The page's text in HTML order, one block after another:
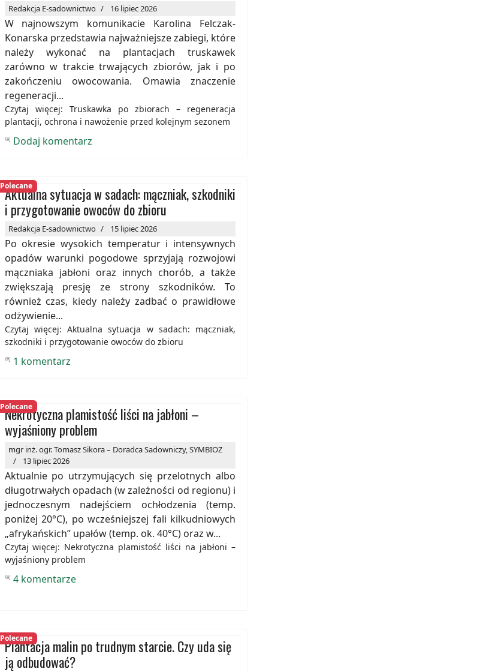
Redakcja E-sadownictwo 16 lipiec 2026
W najnowszym komunikacie Karolina Felczak-
Konarska przedstawia najważniejsze zabiegi, które
należy wykonać na plantacjach truskawek
zarówno w trakcie trwających zbiorów, jak i po
zakończeniu owocowania. Omawia znaczenie
regeneracji...
Czytaj więcej: Truskawka po zbiorach – regeneracja
plantacji, ochrona i nawożenie przed kolejnym sezonem
Dodaj komentarz
Polecane
Aktualna sytuacja w sadach: mączniak, szkodniki
i przygotowanie owoców do zbioru
Redakcja E-sadownictwo 15 lipiec 2026
Po okresie wysokich temperatur i intensywnych
opadów warunki pogodowe sprzyjają rozwojowi
mączniaka jabłoni oraz innych chorób, a także
zwiększają presję ze strony szkodników. To
również czas, kiedy należy zadbać o prawidłowe
odżywienie...
Czytaj więcej: Aktualna sytuacja w sadach: mączniak,
szkodniki i przygotowanie owoców do zbioru
1 komentarz
Polecane
Nekrotyczna plamistość liści na jabłoni –
wyjaśniony problem
mgr inż. ogr. Tomasz Sikora – Doradca Sadowniczy, SYMBIOZ
13 lipiec 2026
Aktualnie po utrzymujących się przelotnych albo
długotrwałych opadach (w zależności od regionu) i
jednoczesnym nadejściem ochłodzenia (temp.
poniżej 20°C), po wcześniejszej fali kilkudniowych
„afrykańskich” upałów (temp. ok. 40°C) oraz w...
Czytaj więcej: Nekrotyczna plamistość liści na jabłoni –
wyjaśniony problem
4 komentarze
Polecane
Plantacja malin po trudnym starcie. Czy uda się
ją odbudować?